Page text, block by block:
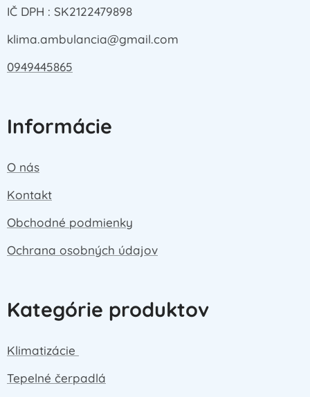
IČ DPH : SK2122479898
klima.ambulancia@gmail.com
0949445865
Informácie
O nás
Kontakt
Obchodné podmienky
Ochrana osobných údajov
Kategórie produktov
Klimatizácie
Tepelné čerpadlá